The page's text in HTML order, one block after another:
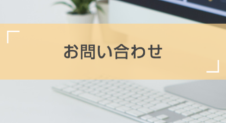
お問い合わせ | 株式会社こころは、LINE公式アカウント運用代行やオンライ
ンショップ構築・運営支援（BASE・STORES）を中心に、営業・マーケテ
ィング代行、電話代行を提供します。経営者が本業に専念できる環境づくり
を支援し、1ON1や識学マネジメントで組織力を強化。さらに、防災・防犯
トレーニングやセラピスト養成講座など幅広く対応します。